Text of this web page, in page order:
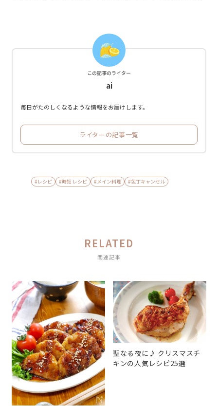
この記事のライター
ai
毎日がたのしくなるような情報をお届けします。
ライターの記事一覧
#レシピ #時短 レシピ #メイン料理 #包丁キャンセル
RELATED
関連記事
聖なる夜に♪ クリスマスチ
キンの人気レシピ25選